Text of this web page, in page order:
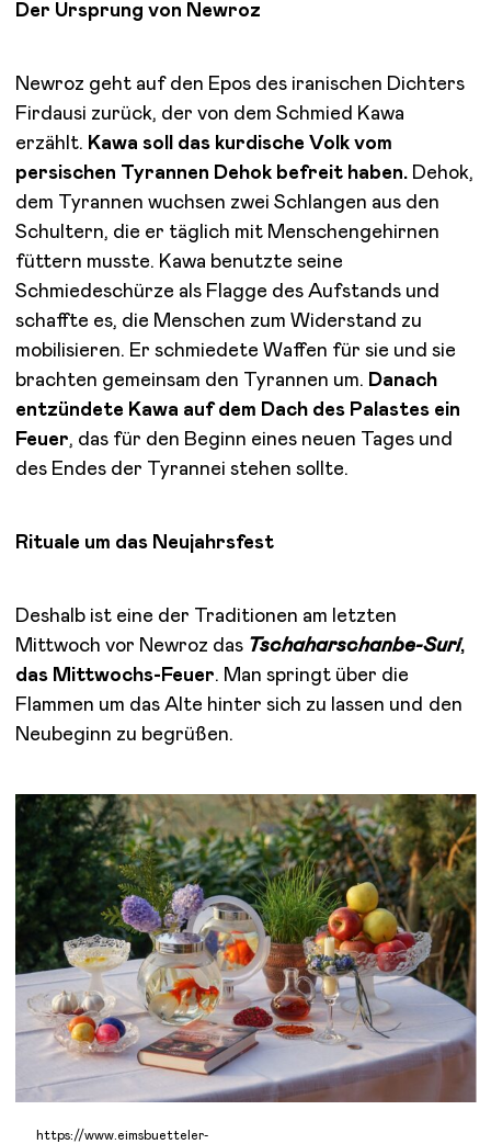
Der Ursprung von Newroz
Newroz geht auf den Epos des iranischen Dichters
Firdausi zurück, der von dem Schmied Kawa
erzählt. Kawa soll das kurdische Volk vom
persischen Tyrannen Dehok befreit haben.Dehok,
dem Tyrannen wuchsen zwei Schlangen aus den
Schultern, die er täglich mit Menschengehirnen
füttern musste. Kawa benutzte seine
Schmiedeschürze als Flagge des Aufstands und
schaffte es, die Menschen zum Widerstand zu
mobilisieren. Er schmiedete Waffen für sie und sie
brachten gemeinsam den Tyrannen um. Danach
entzündete Kawa auf dem Dach des Palastes ein
Feuer, das für den Beginn eines neuen Tages und
des Endes der Tyrannei stehen sollte.
Rituale um das Neujahrsfest
Deshalb ist eine der Traditionen am letzten
Mittwoch vor Newroz das Tschaharschanbe-Suri,
das Mittwochs-Feuer. Man springt über die
Flammen um das Alte hinter sich zu lassen und den
Neubeginn zu begrüßen.
https://www.eimsbuetteler-